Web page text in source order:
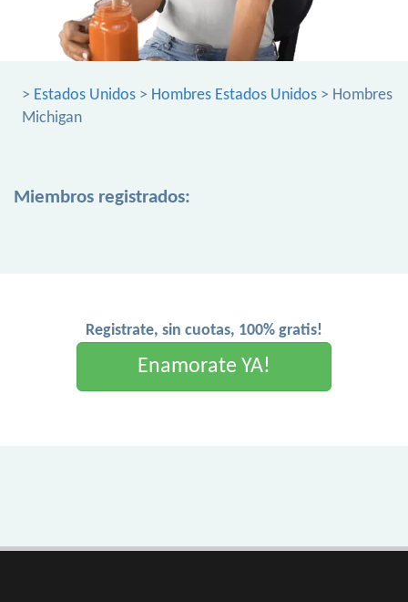
> Estados Unidos > Hombres Estados Unidos > Hombres
Michigan
Miembros registrados:
Registrate, sin cuotas, 100% gratis!
Enamorate YA!